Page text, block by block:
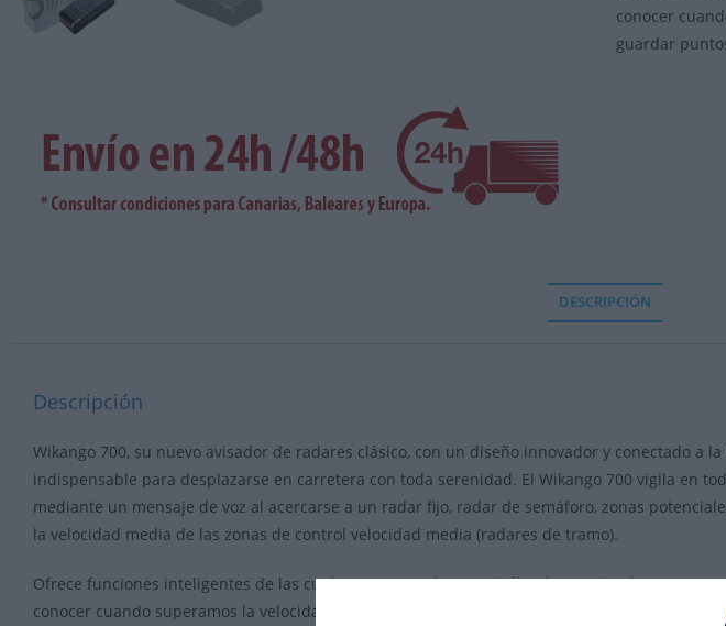
conocer
guardar
DESCRIPCIÓN
Descripción
Wikango 700, su nuevo avisador de radares clásico, con un diseño innovador y conectado a
indispensable para desplazarse en carretera con toda serenidad. El Wikango 700 vigila en
mediante un mensaje de voz al acercarse a un radar fijo, radar de semáforo, zonas
la velocidad media de las zonas de control velocidad media (radares de tramo).
Ofrece funciones inteligentes de las cuales no se puede prescindir: alertas visuales con
conocer cuando superamos la velocidad establecida y una memoria para guardar puntos